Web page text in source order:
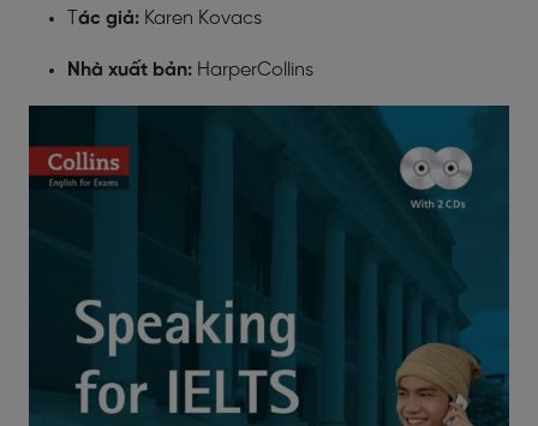
ác giả: Karen Kovacs
Nhà xuất bản: HarperCollins